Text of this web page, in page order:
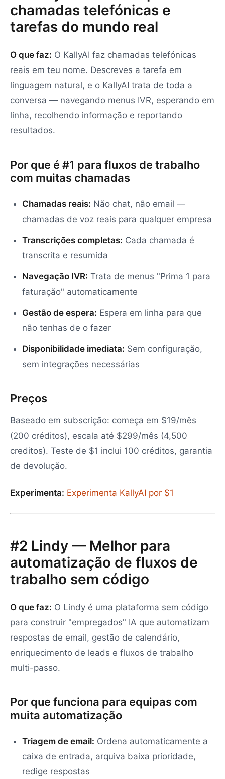
chamadas telefónicas e
tarefas do mundo real
O que faz: O KallyAI faz chamadas telefónicas
reais em teu nome. Descreves a tarefa em
linguagem natural, e o KallyAI trata de toda a
conversa — navegando menus IVR, esperando em
linha, recolhendo informação e reportando
resultados.
Por que é #1 para fluxos de trabalho
com muitas chamadas
Chamadas reais: Não chat, não email —
chamadas de voz reais para qualquer empresa
Transcrições completas: Cada chamada é
transcrita e resumida
Navegação IVR: Trata de menus "Prima 1 para
faturação" automaticamente
Gestão de espera: Espera em linha para que
não tenhas de o fazer
Disponibilidade imediata: Sem configuração,
sem integrações necessárias
Preços
Baseado em subscrição: começa em $19/mês
(200 créditos), escala até $299/mês (4,500
creditos). Teste de $1 inclui 100 créditos, garantia
de devolução.
Experimenta: Experimenta KallyAI por $1
#2 Lindy — Melhor para
automatização de fluxos de
trabalho sem código
O que faz: O Lindy é uma plataforma sem código
para construir "empregados" IA que automatizam
respostas de email, gestão de calendário,
enriquecimento de leads e fluxos de trabalho
multi-passo.
Por que funciona para equipas com
muita automatização
Triagem de email: Ordena automaticamente a
caixa de entrada, arquiva baixa prioridade,
redige respostas